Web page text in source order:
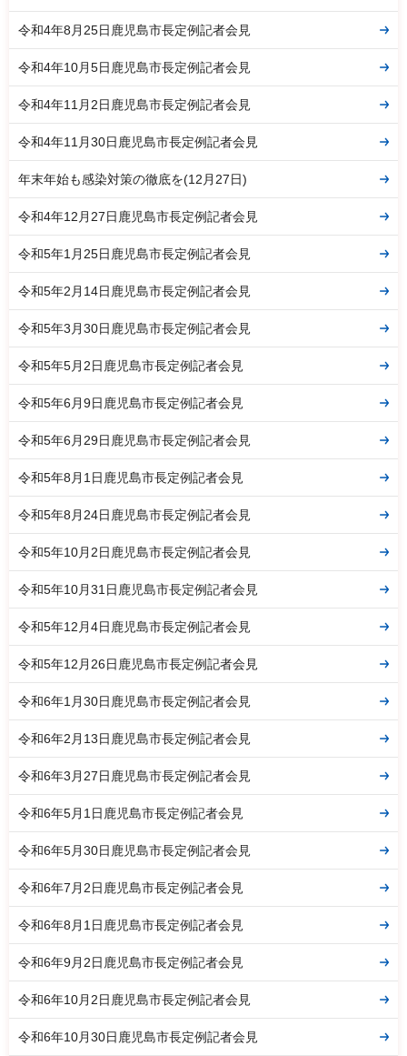
令和4年8月25日鹿児島市長定例記者会見
令和4年10月5日鹿児島市長定例記者会見
令和4年11月2日鹿児島市長定例記者会見
令和4年11月30日鹿児島市長定例記者会見
年末年始も感染対策の徹底を(12月27日)
令和4年12月27日鹿児島市長定例記者会見
令和5年1月25日鹿児島市長定例記者会見
令和5年2月14日鹿児島市長定例記者会見
令和5年3月30日鹿児島市長定例記者会見
令和5年5月2日鹿児島市長定例記者会見
令和5年6月9日鹿児島市長定例記者会見
令和5年6月29日鹿児島市長定例記者会見
令和5年8月1日鹿児島市長定例記者会見
令和5年8月24日鹿児島市長定例記者会見
令和5年10月2日鹿児島市長定例記者会見
令和5年10月31日鹿児島市長定例記者会見
令和5年12月4日鹿児島市長定例記者会見
令和5年12月26日鹿児島市長定例記者会見
令和6年1月30日鹿児島市長定例記者会見
令和6年2月13日鹿児島市長定例記者会見
令和6年3月27日鹿児島市長定例記者会見
令和6年5月1日鹿児島市長定例記者会見
令和6年5月30日鹿児島市長定例記者会見
令和6年7月2日鹿児島市長定例記者会見
令和6年8月1日鹿児島市長定例記者会見
令和6年9月2日鹿児島市長定例記者会見
令和6年10月2日鹿児島市長定例記者会見
令和6年10月30日鹿児島市長定例記者会見